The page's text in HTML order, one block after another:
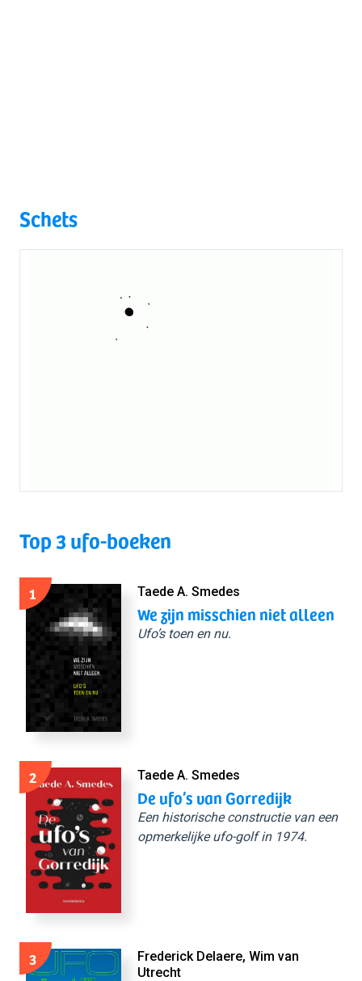
Schets
Top 3 ufo-boeken
1 Taede A. Smedes
We zijn misschien niet alleen
Ufo’s toen en nu.
2 Taede A. Smedes
De ufo’s van Gorredijk
Een historische constructie van een
opmerkelijke ufo-golf in 1974.
3
Frederick Delaere, Wim van
Utrecht